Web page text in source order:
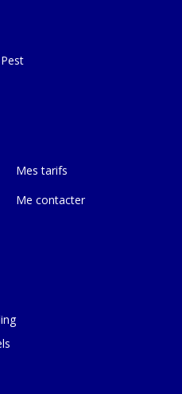
Mes tarifs
Me contacter